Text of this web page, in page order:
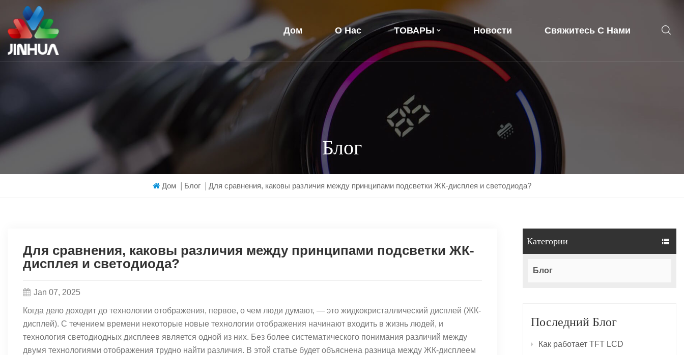
Дом О Нас ТОВАРЫ Новости Свяжитесь С Нами
Блог
Дом Блог Для сравнения, каковы различия между принципами подсветки ЖК-дисплея и светодиода?
Категории
Блог
Последний Блог
Как работает TFT LCD
Для сравнения, каковы различия между принципами подсветки ЖК-
дисплея и светодиода?
Jan 07, 2025
Когда дело доходит до технологии отображения, первое, о чем люди думают, — это жидкокристаллический дисплей (ЖК-
дисплей). С течением времени некоторые новые технологии отображения начинают входить в жизнь людей, и
технология светодиодных дисплеев является одной из них. Без более систематического понимания различий между
двумя технологиями отображения трудно найти различия. В этой статье будет объяснена разница между ЖК-дисплеем